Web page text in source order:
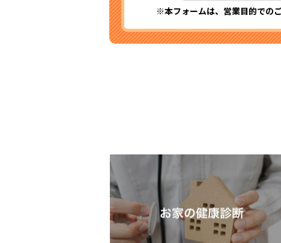
※本フォームは、営業目的での